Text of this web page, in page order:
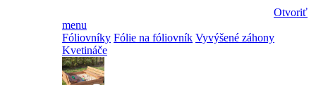
Otvoriť
menu
Fóliovníky Fólie na fóliovník Vyvýšené záhony
Kvetináče